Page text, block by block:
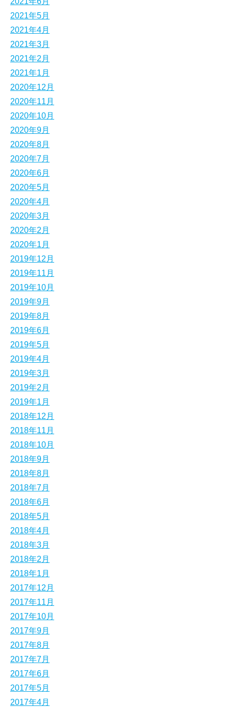
2021年5月
2021年4月
2021年3月
2021年2月
2021年1月
2020年12月
2020年11月
2020年10月
2020年9月
2020年8月
2020年7月
2020年6月
2020年5月
2020年4月
2020年3月
2020年2月
2020年1月
2019年12月
2019年11月
2019年10月
2019年9月
2019年8月
2019年6月
2019年5月
2019年4月
2019年3月
2019年2月
2019年1月
2018年12月
2018年11月
2018年10月
2018年9月
2018年8月
2018年7月
2018年6月
2018年5月
2018年4月
2018年3月
2018年2月
2018年1月
2017年12月
2017年11月
2017年10月
2017年9月
2017年8月
2017年7月
2017年6月
2017年5月
2017年4月